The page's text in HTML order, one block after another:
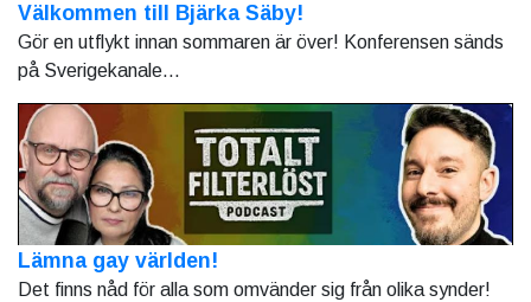
Välkommen till Bjärka Säby!
Gör en utflykt innan sommaren är över! Konferensen sänds
på Sverigekanale...
Lämna gay världen!
Det finns nåd för alla som omvänder sig från olika synder!